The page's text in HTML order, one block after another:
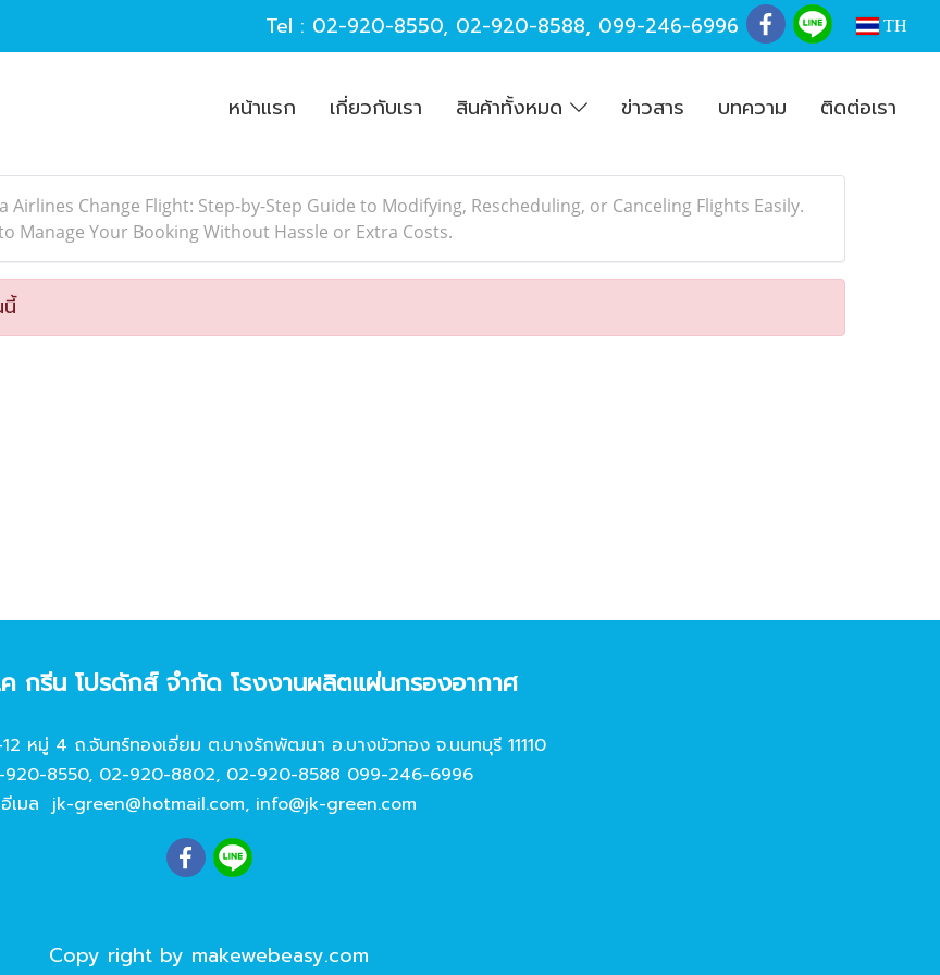
Tel : 02-920-8550, 02-920-8588, 099-246-6996 TH
หน้าแรก เกี่ยวกับเรา สินค้าทั้งหมด ข่าวสาร บทความ ติดต่อเรา
Airlines Change Flight: Step-by-Step Guide to Modifying, Rescheduling, or Canceling Flights Easily.
Manage Your Booking Without Hassle or Extra Costs.
ค กรีน โปรดักส์ จํากัด โรงงานผลิตแผ่นกรองอากาศ
หมู่ 4 ถ.จันทร์ทองเอี่ยม ต.บางรักพัฒนา อ.บางบัวทอง จ.นนทบุรี 11110
8550, 02-920-8802, 02-920-8588 099-246-6996
อีเมล jk-green@hotmail.com, info@jk-green.com
Copy right by makewebeasy.com